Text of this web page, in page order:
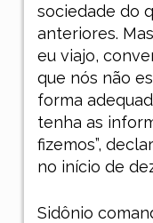
sociedade do
anteriores.
eu viajo,
que nós não
forma
tenha as
fizemos”,
no início de
Sidônio